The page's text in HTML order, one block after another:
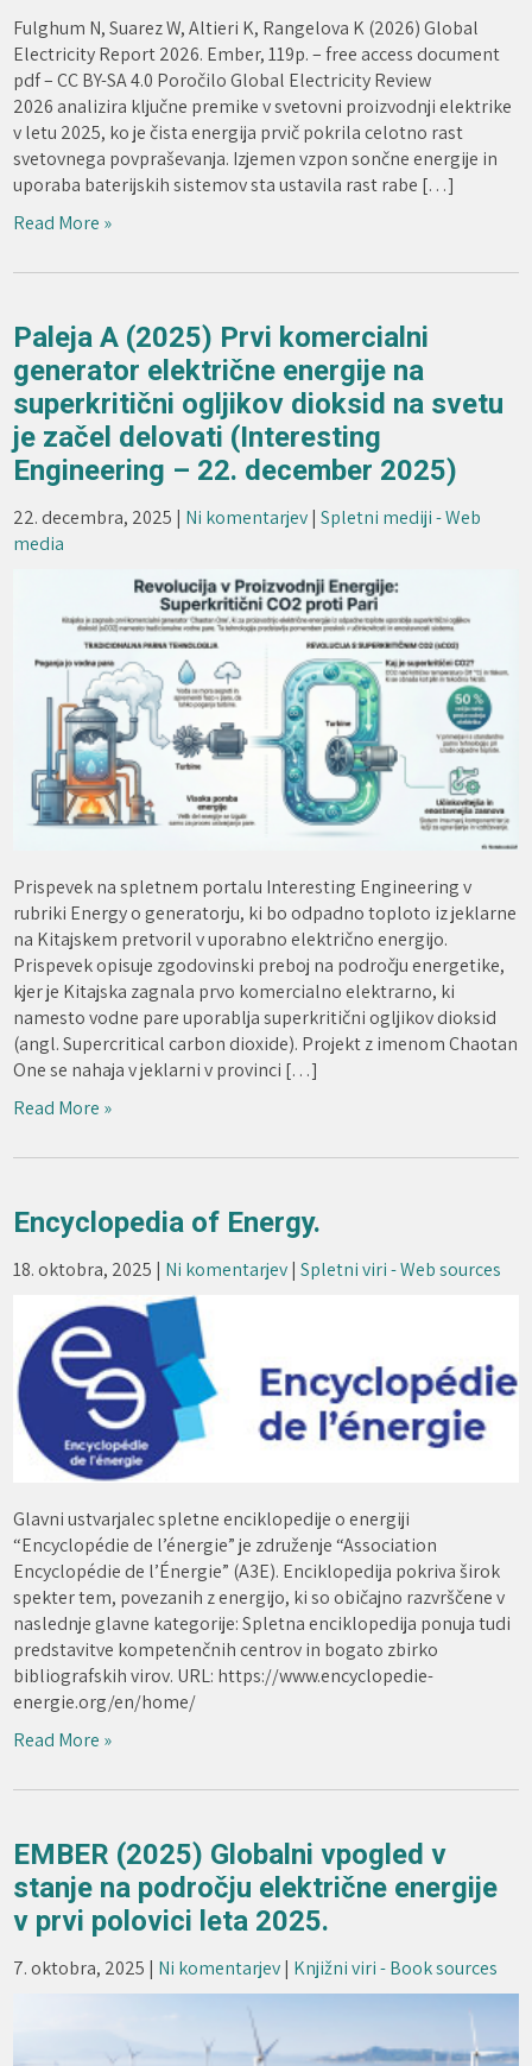
Fulghum N, Suarez W, Altieri K, Rangelova K (2026) Global
Electricity Report 2026. Ember, 119p. – free access document
pdf – CC BY-SA 4.0 Poročilo Global Electricity Review
2026 analizira ključne premike v svetovni proizvodnji elektrike
v letu 2025, ko je čista energija prvič pokrila celotno rast
svetovnega povpraševanja. Izjemen vzpon sončne energije in
uporaba baterijskih sistemov sta ustavila rast rabe […]
Read More »
Paleja A (2025) Prvi komercialni
generator električne energije na
superkritični ogljikov dioksid na svetu
je začel delovati (Interesting
Engineering – 22. december 2025)
22. decembra, 2025 | Ni komentarjev|Spletni mediji - Web
media
Prispevek na spletnem portalu Interesting Engineering v
rubriki Energy o generatorju, ki bo odpadno toploto iz jeklarne
na Kitajskem pretvoril v uporabno električno energijo.
Prispevek opisuje zgodovinski preboj na področju energetike,
kjer je Kitajska zagnala prvo komercialno elektrarno, ki
namesto vodne pare uporablja superkritični ogljikov dioksid
(angl. Supercritical carbon dioxide). Projekt z imenom Chaotan
One se nahaja v jeklarni v provinci […]
Read More »
Encyclopedia of Energy.
18. oktobra, 2025 | Ni komentarjev|Spletni viri - Web sources
Glavni ustvarjalec spletne enciklopedije o energiji
“Encyclopédie de l’énergie” je združenje “Association
Encyclopédie de l’Énergie” (A3E). Enciklopedija pokriva širok
spekter tem, povezanih z energijo, ki so običajno razvrščene v
naslednje glavne kategorije: Spletna enciklopedija ponuja tudi
predstavitve kompetenčnih centrov in bogato zbirko
bibliografskih virov. URL: https://www.encyclopedie-
energie.org/en/home/
Read More »
EMBER (2025) Globalni vpogled v
stanje na področju električne energije
v prvi polovici leta 2025.
7. oktobra, 2025 | Ni komentarjev| Knjižni viri - Book sources